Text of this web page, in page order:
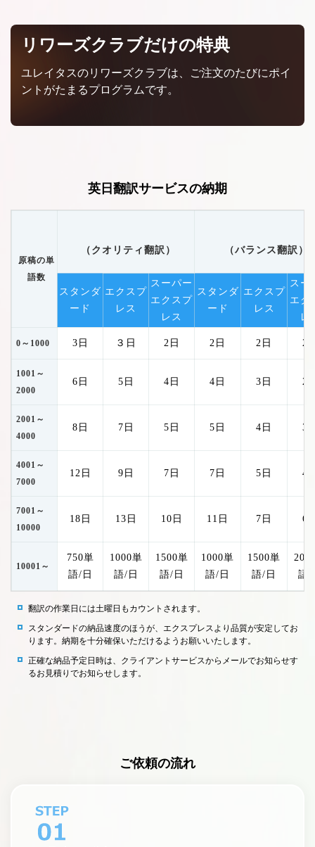
リワーズクラブだけの特典
ユレイタスのリワーズクラブは、ご注文のたびにポイ
ントがたまるプログラムです。
英日翻訳サービスの納期
原稿の単
語数
（クオリティ翻訳） （バランス翻訳）
スタンダ
ード
エクスプ
レス
スーパー
エクスプ
レス
スタンダ
ード
エクスプ
レス
スー
エク
レ
0～1000 3日 ３日 2日 2日 2日 2
1001～
2000
6日 5日 4日 4日 3日 2
2001～
4000
8日 7日 5日 5日 4日 3
4001～
7000
12日 9日 7日 7日 5日 4
7001～
10000
18日 13日 10日 11日 7日 6
10001～
750単
語/日
1000単
語/日
1500単
語/日
1000単
語/日
1500単
語/日
語/
翻訳の作業日には土曜日もカウントされます。
スタンダードの納品速度のほうが、エクスプレスより品質が安定してお
ります。納期を十分確保いただけるようお願いいたします。
正確な納品予定日時は、クライアントサービスからメールでお知らせす
るお見積りでお知らせします。
ご依頼の流れ